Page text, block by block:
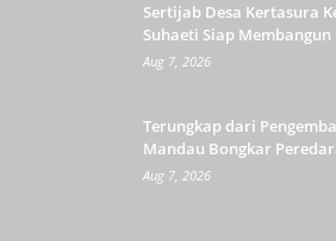
Sertijab Desa Kertasura
Suhaeti Siap
Aug 7, 2026
Terungkap dari
Mandau Bongkar
Aug 7, 2026